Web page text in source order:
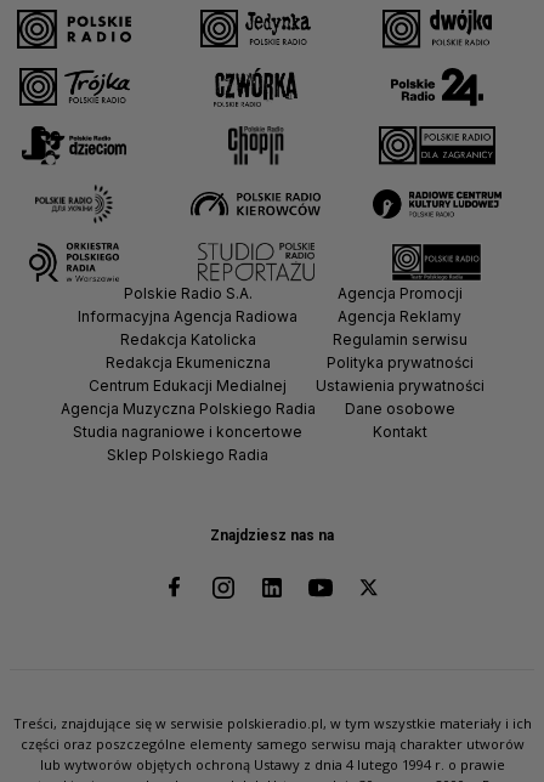
Znajdziesz nas na
Polskie Radio S.A.
Informacyjna Agencja Radiowa
Redakcja Katolicka
Redakcja Ekumeniczna
Centrum Edukacji Medialnej
Agencja Muzyczna Polskiego Radia
Studia nagraniowe i koncertowe
Sklep Polskiego Radia
Agencja Promocji
Agencja Reklamy
Regulamin serwisu
Polityka prywatności
Ustawienia prywatności
Dane osobowe
Kontakt
Treści, znajdujące się w serwisie polskieradio.pl, w tym wszystkie materiały i ich
części oraz poszczególne elementy samego serwisu mają charakter utworów
lub wytworów objętych ochroną Ustawy z dnia 4 lutego 1994 r. o prawie